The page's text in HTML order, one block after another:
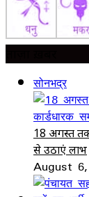
सोनभद्र
18 अगस्त तक
से उठाएं लाभ
August